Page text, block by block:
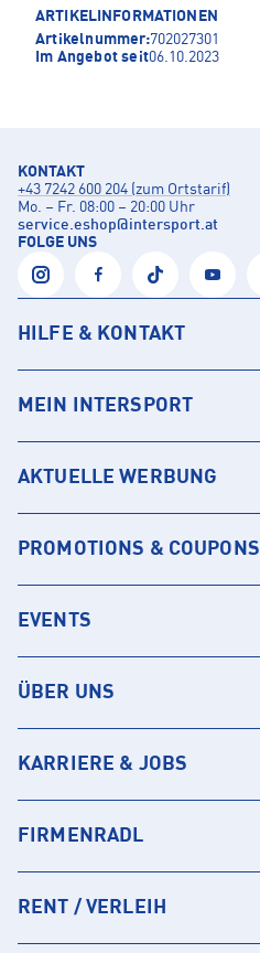
ARTIKELINFORMATIONEN
Artikelnummer:702027301
Im Angebot seit06.10.2023
KONTAKT
+43 7242 600 204 (zum Ortstarif)
Mo. – Fr. 08:00 – 20:00 Uhr
service.eshop@intersport.at
FOLGE UNS
HILFE & KONTAKT
MEIN INTERSPORT
AKTUELLE WERBUNG
PROMOTIONS & COUPONS
EVENTS
ÜBER UNS
KARRIERE & JOBS
FIRMENRADL
RENT / VERLEIH